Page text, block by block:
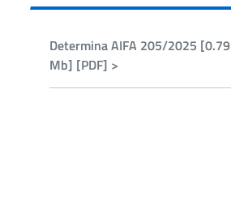
Determina AIFA 205/2025 [0.79
Mb] [PDF] >